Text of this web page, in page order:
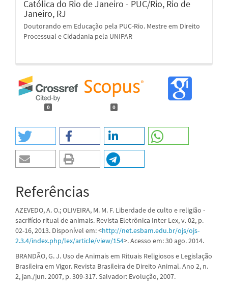
Católica do Rio de Janeiro - PUC/Rio, Rio de
Janeiro, RJ
Doutorando em Educação pela PUC-Rio. Mestre em Direito
Processual e Cidadania pela UNIPAR
0 0
Referências
AZEVEDO, A. O.; OLIVEIRA, M. M. F. Liberdade de culto e religião -
sacrifício ritual de animais. Revista Eletrônica Inter Lex, v. 02, p.
02-16, 2013. Disponível em: <http://net.esbam.edu.br/ojs/ojs-
2.3.4/index.php/lex/article/view/154>. Acesso em: 30 ago. 2014.
BRANDÃO, G. J. Uso de Animais em Rituais Religiosos e Legislação
Brasileira em Vigor. Revista Brasileira de Direito Animal. Ano 2, n.
2, jan./jun. 2007, p. 309-317. Salvador: Evolução, 2007.